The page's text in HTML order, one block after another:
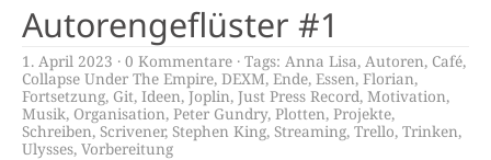
Autorengeflüster #1
1. April 2023 0 Kommentare Tags: Anna Lisa, Autoren, Café,
Collapse Under The Empire, DEXM, Ende, Essen, Florian,
Fortsetzung, Git, Ideen,Joplin, Just Press Record, Motivation,
Musik, Organisation, Peter Gundry, Plotten, Projekte,
Schreiben, Scrivener, Stephen King, Streaming, Trello, Trinken,
Ulysses, Vorbereitung